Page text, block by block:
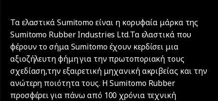
Τα ελαστικά Sumitomo είναι η κορυφαία μάρκα της
Sumitomo Rubber Industries Ltd.Τα ελαστικά που
φέρουν το σήμα Sumitomo έχουν κερδίσει μια
αξιοζήλευτη φήμη για την πρωτοποριακή τους
σχεδίαση,την εξαιρετική μηχανική ακριβείας και την
ανώτερη ποιότητα τους. Η Sumitomo Rubber
προσφέρει για πάνω από 100 χρόνια τεχνική